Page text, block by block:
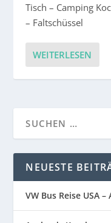
Tisch – Camping
– Faltschüssel
WEITERLESEN
NEUESTE
VW Bus Reise USA